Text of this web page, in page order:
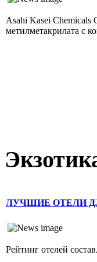
Asahi Kasei Chemicals
метилметакрилата с
ЛУЧШИЕ ОТЕЛИ
Рейтинг отелей